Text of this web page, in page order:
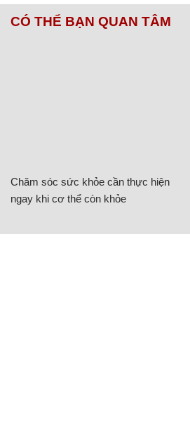
CÓ THỂ BẠN QUAN TÂM
Chăm sóc sức khỏe cần thực hiện
ngay khi cơ thể còn khỏe